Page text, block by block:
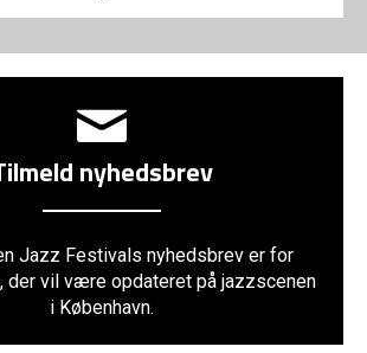
nyhedsbrev
Jazz Festivals nyhedsbrev er for
der vil være opdateret på jazzscenen
i København.